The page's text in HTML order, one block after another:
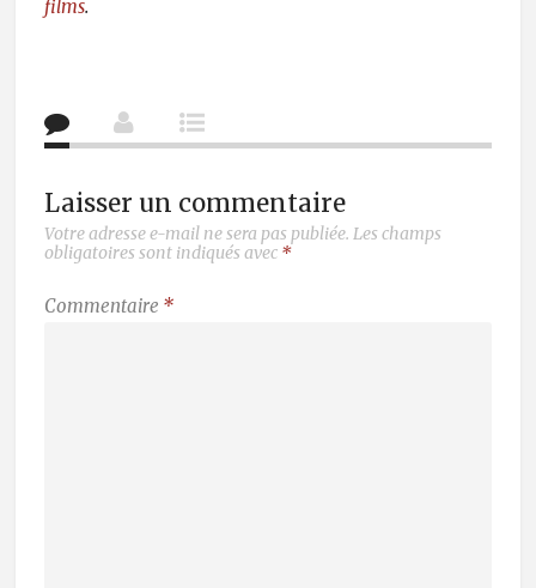
films.
Laisser un commentaire
Votre adresse e-mail ne sera pas publiée. Les champs
obligatoires sont indiqués avec *
Commentaire *